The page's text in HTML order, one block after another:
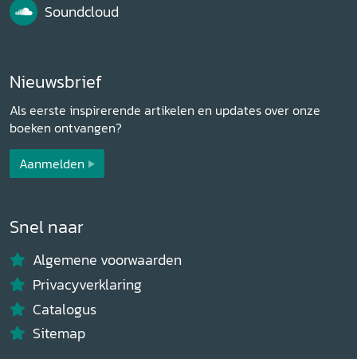
Soundcloud
Nieuwsbrief
Als eerste inspirerende artikelen en updates over onze
boeken ontvangen?
Aanmelden
Snel naar
Algemene voorwaarden
Privacyverklaring
Catalogus
Sitemap